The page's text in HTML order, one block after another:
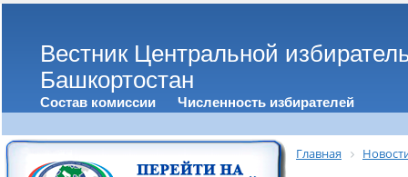
Вестник Центральной
Башкортостан
Состав комиссии Численность избирателей
Главная